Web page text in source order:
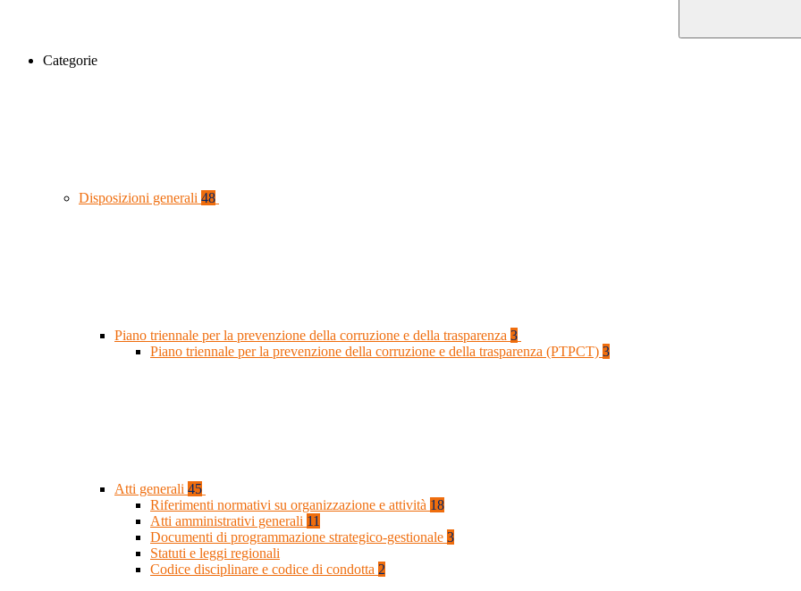
Categorie
Disposizioni generali 48
Piano triennale per la prevenzione della corruzione e della trasparenza 3
Piano triennale per la prevenzione della corruzione e della trasparenza (PTPCT) 3
Atti generali 45
Riferimenti normativi su organizzazione e attività 18
Atti amministrativi generali 11
Documenti di programmazione strategico-gestionale 3
Statuti e leggi regionali
Codice disciplinare e codice di condotta 2